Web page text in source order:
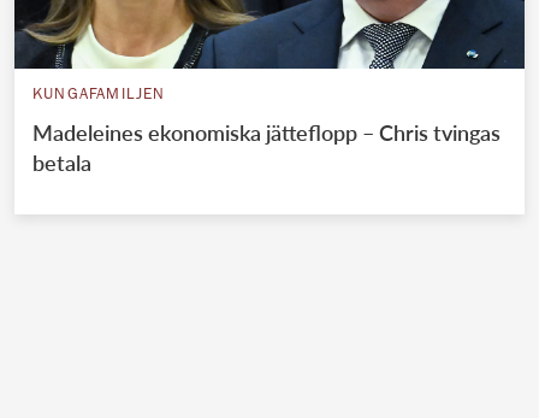
KUNGAFAMILJEN
Madeleines ekonomiska jätteflopp – Chris tvingas
betala